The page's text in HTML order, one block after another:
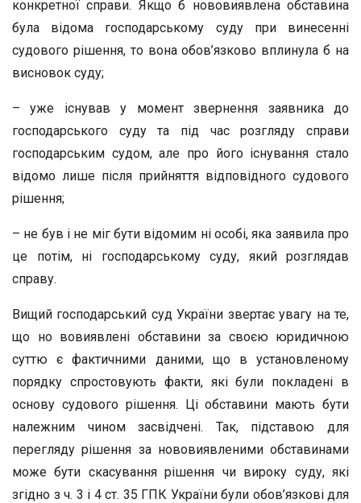
конкретної справи. Якщо б нововиявлена обставина
була відома господарському суду при винесенні
судового рішення, то вона обов’язково вплинула б на
висновок суду;
– уже існував у момент звернення заявника до
господарського суду та під час розгляду справи
господарським судом, але про його існування стало
відомо лише після прийняття відповідного судового
рішення;
– не був і не міг бути відомим ні особі, яка заявила про
це потім, ні господарському суду, який розглядав
справу.
Вищий господарський суд України звертає увагу на те,
що но вовиявлені обставини за своєю юридичною
суттю є фактичними даними, що в установленому
порядку спростовують факти, які були покладені в
основу судового рішення. Ці обставини мають бути
належним чином засвідчені. Так, підставою для
перегляду рішення за нововиявленими обставинами
може бути скасування рішення чи вироку суду, які
згідно з ч. 3 і 4 ст. 35 ГПК України були обов’язкові для